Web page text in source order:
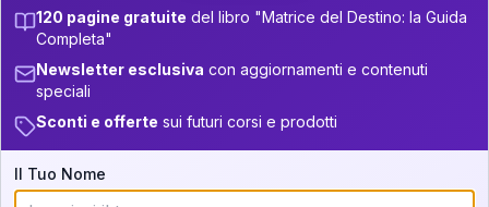
13.5-14 +6 10
+6
17.5-18.5
18.5-19 +4 9
33.5-34
38.5-39
Zone della Matrice:
Analisi, Significato e
120 pagine gratuite del libro "Matrice del Destino: la Guida
Completa"
Newsletter esclusiva con aggiornamenti e contenuti
speciali
Sconti e offerte sui futuri corsi e prodotti
Il Tuo Nome